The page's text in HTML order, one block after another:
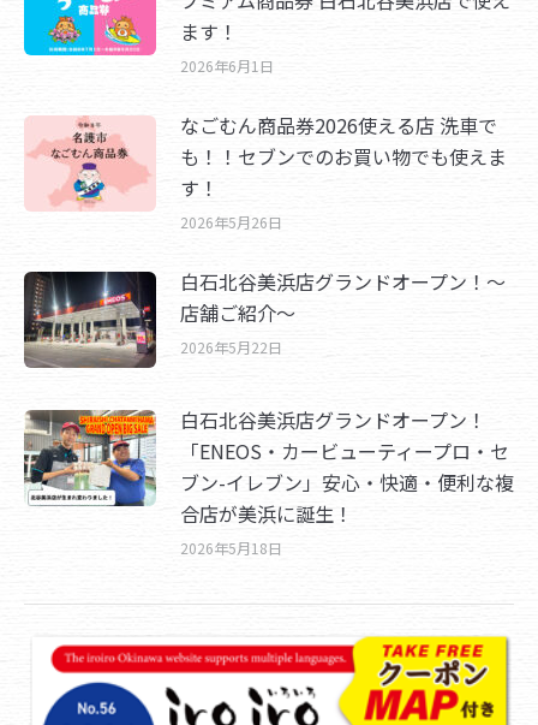
ます！
2026年6月1日
なごむん商品券2026使える店 洗車で
も！！セブンでのお買い物でも使えま
す！
2026年5月26日
白石北谷美浜店グランドオープン！～
店舗ご紹介～
2026年5月22日
白石北谷美浜店グランドオープン！
「ENEOS・カービューティープロ・セ
ブン-イレブン」安心・快適・便利な複
合店が美浜に誕生！
2026年5月18日